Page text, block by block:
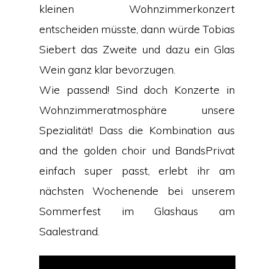
kleinen Wohnzimmerkonzert
entscheiden müsste, dann würde Tobias
Siebert das Zweite und dazu ein Glas
Wein ganz klar bevorzugen.
Wie passend! Sind doch Konzerte in
Wohnzimmeratmosphäre unsere
Spezialität! Dass die Kombination aus
and the golden choir und BandsPrivat
einfach super passt, erlebt ihr am
nächsten Wochenende bei unserem
Sommerfest im Glashaus am
Saalestrand.